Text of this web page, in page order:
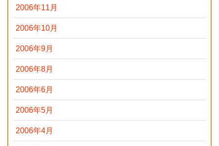
2006年11月
2006年10月
2006年9月
2006年8月
2006年6月
2006年5月
2006年4月